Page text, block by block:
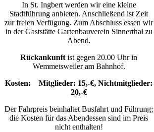
In St. Ingbert werden wir eine kleine
Stadtführung anbieten. Anschließend ist Zeit
zur freien Verfügung. Zum Abschluss essen wir
in der Gaststätte Gartenbauverein Sinnerthal zu
Abend.
Rückankunft ist gegen 20.00 Uhr in
Wemmetsweiler am Bahnhof.
Kosten:
Mitglieder: 15,-€, Nichtmitglieder:
20,-€
Der Fahrpreis beinhaltet Busfahrt und Führung;
die Kosten für das Abendessen sind im Preis
nicht enthalten!